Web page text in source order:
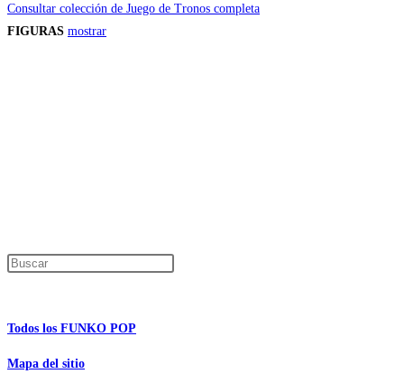
Consultar colección de Juego de Tronos completa
FIGURAS mostrar
Todos los FUNKO POP
Mapa del sitio